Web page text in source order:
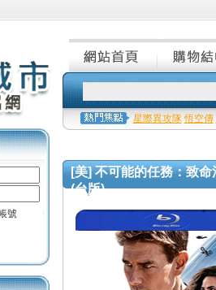
號
星際異攻隊 悟空傳
[美] 不可能的任務：致
(台版)